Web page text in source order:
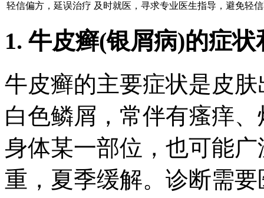
轻信偏方，延误治疗 及时就医，寻求专业医生指导，避免轻
1. 牛皮癣(银屑病)的症状
牛皮癣的主要症状是皮
白色鳞屑，常伴有瘙痒
身体某一部位，也可能
重，夏季缓解。诊断需